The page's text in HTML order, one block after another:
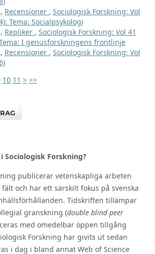
Recensioner , Sociologisk Forskning: Vol
Tema: Socialpsykologi
Repliker , Sociologisk Forskning: Vol 41
I genusforskningens frontlinje
Recensioner , Sociologisk Forskning: Vol
10 11 > >>
Sociologisk Forskning?
publicerar vetenskapliga arbeten
och har ett särskilt fokus på svenska
Tidskriften tillämpar
granskning (double blind peer
med omedelbar öppen tillgång
Forskning har givits ut sedan
i dag i bland annat Web of Science